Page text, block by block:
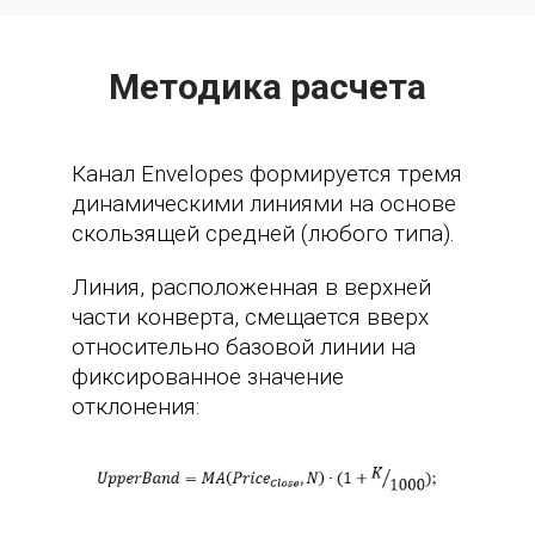
Методика расчета
Канал Envelopes формируется тремя
динамическими линиями на основе
скользящей средней (любого типа).
Линия, расположенная в верхней
части конверта, смещается вверх
относительно базовой линии на
фиксированное значение
отклонения: